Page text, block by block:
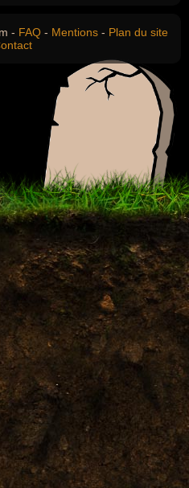
- FAQ - Mentions - Plan du site